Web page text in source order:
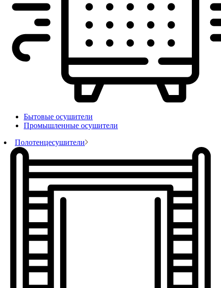
Бытовые осушители
Промышленные осушители
Полотенцесушители